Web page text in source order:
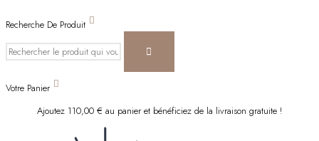
Recherche De Produit
Votre Panier
Ajoutez 110,00 € au panier et bénéficiez de la livraison gratuite !